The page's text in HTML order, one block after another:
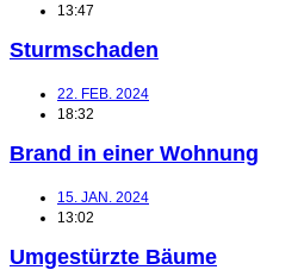
13:47
Sturmschaden
22. FEB. 2024
18:32
Brand in einer Wohnung
15. JAN. 2024
13:02
Umgestürzte Bäume